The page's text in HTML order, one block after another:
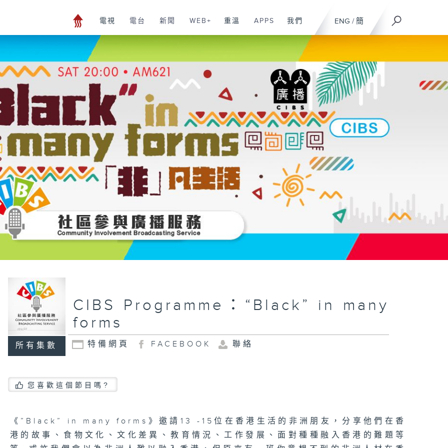
ENG / 簡
電視 電台 新聞 WEB+ 重溫 APPS 我們
所有集數
CIBS Programme：“Black” in many
forms
特備網頁 FACEBOOK 聯絡
您喜歡這個節目嗎?
《”Black” in many forms》邀請13 -15位在香港生活的非洲朋友，分享他們在香
港的故事、食物文化、文化差異、教育情況、工作發展、面對種種融入香港的難題等